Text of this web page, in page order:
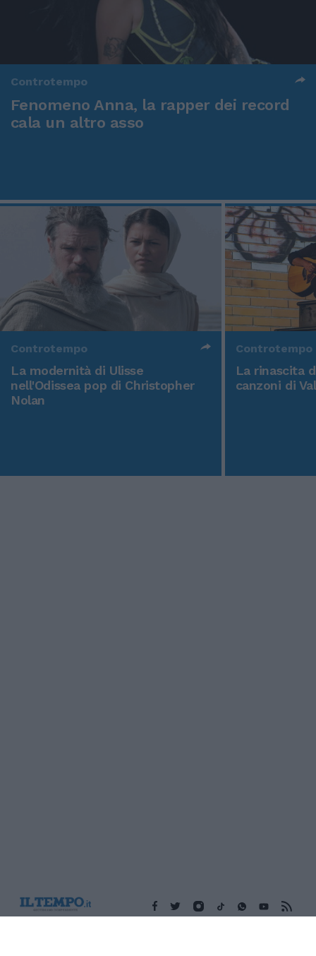
Controtempo
Fenomeno Anna, la rapper dei record
cala un altro asso
Controtempo
La modernità di Ulisse
nell'Odissea pop di Christopher
Nolan
Controtempo
La rinascita
canzoni di